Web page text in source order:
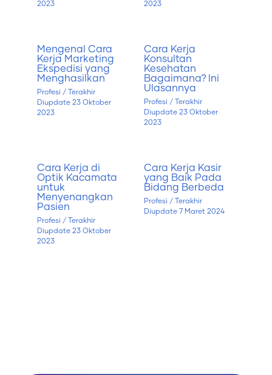
2023
2023
Mengenal Cara
Kerja Marketing
Ekspedisi yang
Menghasilkan
Profesi / Terakhir
Diupdate 23 Oktober
2023
Cara Kerja
Konsultan
Kesehatan
Bagaimana? Ini
Ulasannya
Profesi / Terakhir
Diupdate23 Oktober
2023
Cara Kerja di
Optik Kacamata
untuk
Menyenangkan
Pasien
Profesi / Terakhir
Diupdate 23 Oktober
2023
Cara Kerja Kasir
yang Baik Pada
Bidang Berbeda
Profesi / Terakhir
Diupdate7 Maret 2024